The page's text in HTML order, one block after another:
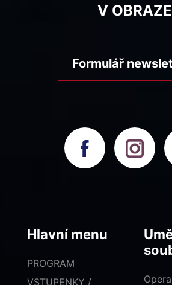
V OBRAZE
Formulář
Hlavní menu
PROGRAM
VSTUPENKY /
Opera